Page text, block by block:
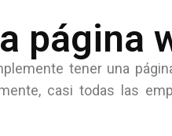
página
tener una
casi todas las